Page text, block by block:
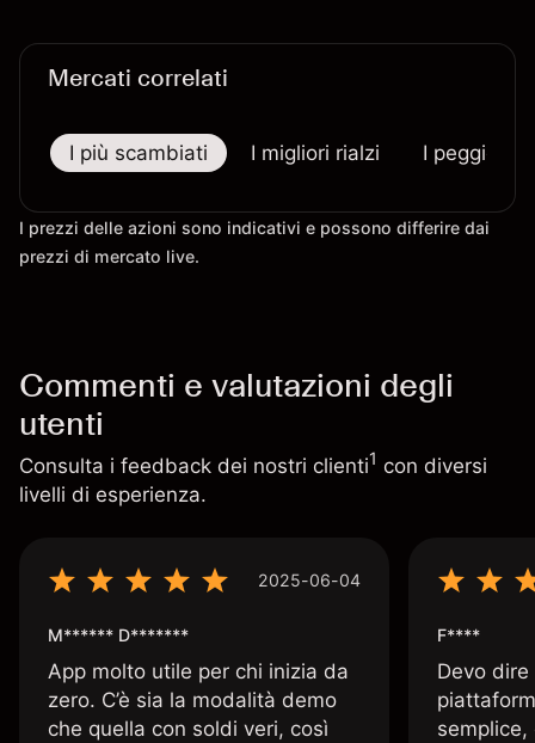
Mercati correlati
I più scambiati I migliori rialzi I peggiori
I prezzi delle azioni sono indicativi e possono differire dai
prezzi di mercato live.
Commenti e valutazioni degli
utenti
Consulta i feedback dei nostri clienti1 con diversi
livelli di esperienza.
2025-06-04
M****** D*******
App molto utile per chi inizia da
zero. C’è sia la modalità demo
che quella con soldi veri, così
F****
Devo